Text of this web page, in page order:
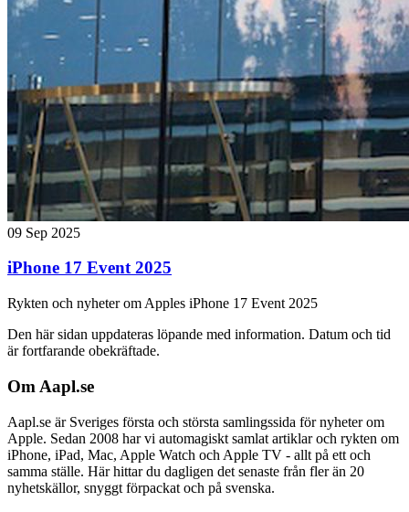
09 Sep 2025
iPhone 17 Event 2025
Rykten och nyheter om Apples iPhone 17 Event 2025
Den här sidan uppdateras löpande med information. Datum och tid
är fortfarande obekräftade.
Om Aapl.se
Aapl.se är Sveriges första och största samlingssida för nyheter om
Apple. Sedan 2008 har vi automagiskt samlat artiklar och rykten om
iPhone, iPad, Mac, Apple Watch och Apple TV - allt på ett och
samma ställe. Här hittar du dagligen det senaste från fler än 20
nyhetskällor, snyggt förpackat och på svenska.